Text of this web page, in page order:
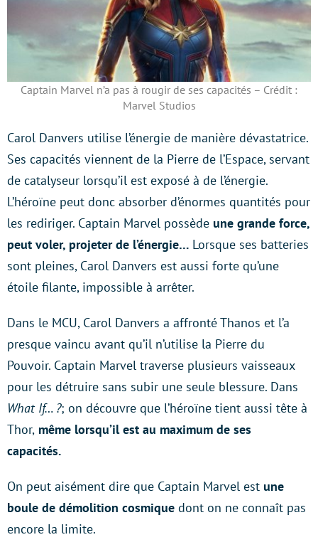
Captain Marvel n’a pas à rougir de ses capacités – Crédit :
Marvel Studios
Carol Danvers utilise l’énergie de manière dévastatrice.
Ses capacités viennent de la Pierre de l’Espace, servant
de catalyseur lorsqu’il est exposé à de l’énergie.
L’héroïne peut donc absorber d’énormes quantités pour
les rediriger. Captain Marvel possède une grande force,
peut voler, projeter de l’énergie… Lorsque ses batteries
sont pleines, Carol Danvers est aussi forte qu’une
étoile filante, impossible à arrêter.
Dans le MCU, Carol Danvers a affronté Thanos et l’a
presque vaincu avant qu’il n’utilise la Pierre du
Pouvoir. Captain Marvel traverse plusieurs vaisseaux
pour les détruire sans subir une seule blessure. Dans
What If… ?; on découvre que l’héroïne tient aussi tête à
Thor, même lorsqu’il est au maximum de ses
capacités.
On peut aisément dire que Captain Marvel est une
boule de démolition cosmique dont on ne connaît pas
encore la limite.